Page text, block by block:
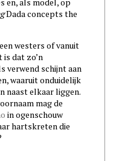
Dada concepts the
westers of vanuit
dat zo’n
verwend schijnt aan
waaruit onduidelijk
naast elkaar liggen.
mag de
in ogenschouw
hartskreten die